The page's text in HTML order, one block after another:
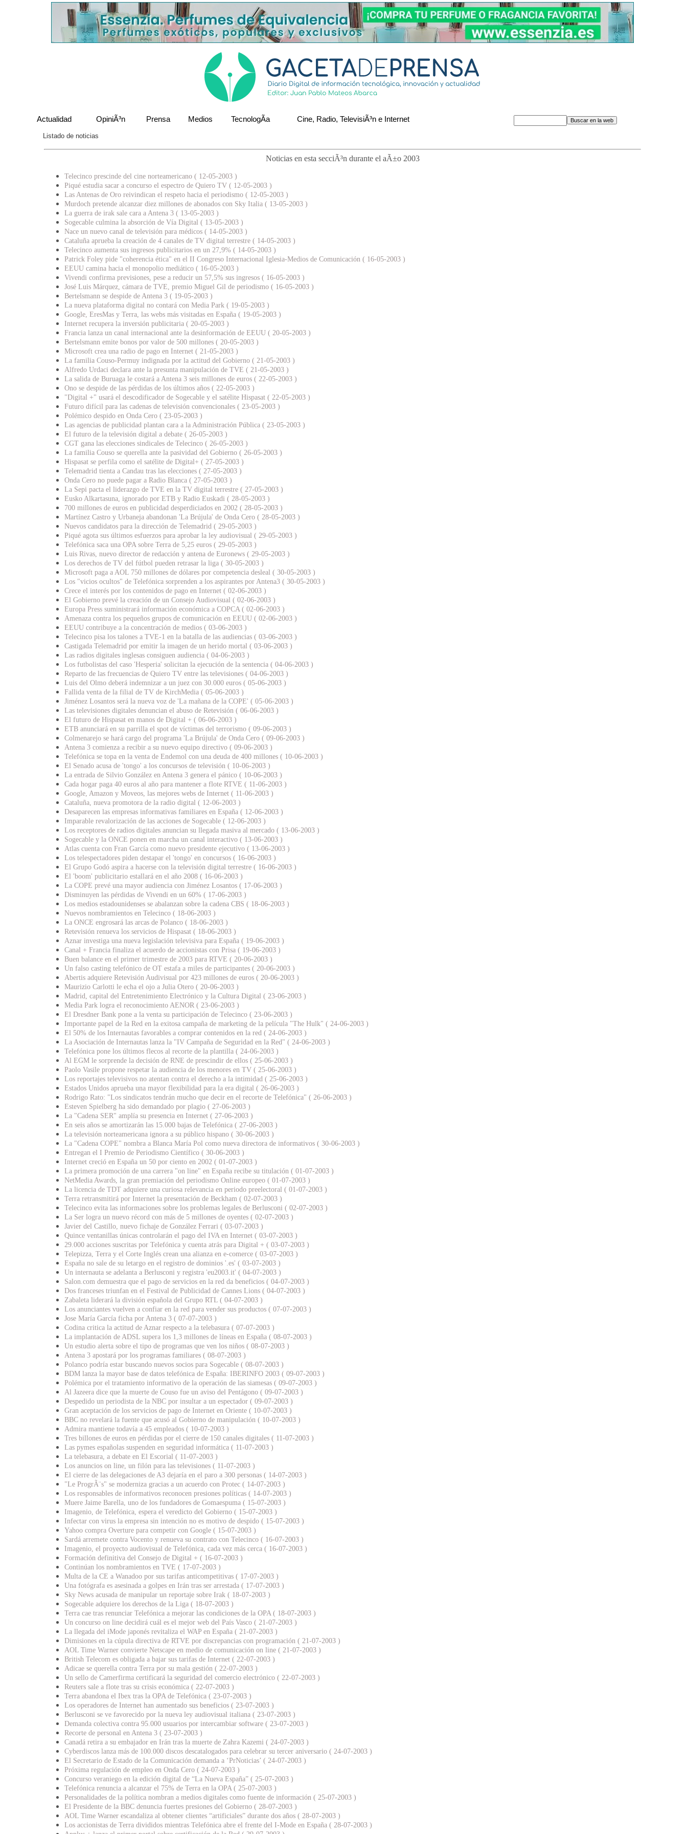
Actualidad OpiniÃ³n Prensa Medios TecnologÃ­a Cine, Radio, TelevisiÃ³n e Internet
Listado de noticias
Noticias en esta secciÃ³n durante el aÃ±o 2003
Telecinco prescinde del cine norteamericano ( 12-05-2003 )
Piqué estudia sacar a concurso el espectro de Quiero TV ( 12-05-2003 )
Las Antenas de Oro reivindican el respeto hacia el periodismo ( 12-05-2003 )
Murdoch pretende alcanzar diez millones de abonados con Sky Italia ( 13-05-2003 )
La guerra de irak sale cara a Antena 3 ( 13-05-2003 )
Sogecable culmina la absorción de Vía Digital ( 13-05-2003 )
Nace un nuevo canal de televisión para médicos ( 14-05-2003 )
Cataluña aprueba la creación de 4 canales de TV digital terrestre ( 14-05-2003 )
Telecinco aumenta sus ingresos publicitarios en un 27,9% ( 14-05-2003 )
Patrick Foley pide "coherencia ética" en el II Congreso Internacional Iglesia-Medios de Comunicación ( 16-05-2003 )
EEUU camina hacia el monopolio mediático ( 16-05-2003 )
Vivendi confirma previsiones, pese a reducir un 57,5% sus ingresos ( 16-05-2003 )
José Luis Márquez, cámara de TVE, premio Miguel Gil de periodismo ( 16-05-2003 )
Bertelsmann se despide de Antena 3 ( 19-05-2003 )
La nueva plataforma digital no contará con Media Park ( 19-05-2003 )
Google, EresMas y Terra, las webs más visitadas en España ( 19-05-2003 )
Internet recupera la inversión publicitaria ( 20-05-2003 )
Francia lanza un canal internacional ante la desinformación de EEUU ( 20-05-2003 )
Bertelsmann emite bonos por valor de 500 millones ( 20-05-2003 )
Microsoft crea una radio de pago en Internet ( 21-05-2003 )
La familia Couso-Permuy indignada por la actitud del Gobierno ( 21-05-2003 )
Alfredo Urdaci declara ante la presunta manipulación de TVE ( 21-05-2003 )
La salida de Buruaga le costará a Antena 3 seis millones de euros ( 22-05-2003 )
Ono se despide de las pérdidas de los últimos años ( 22-05-2003 )
"Digital +" usará el descodificador de Sogecable y el satélite Hispasat ( 22-05-2003 )
Futuro difícil para las cadenas de televisión convencionales ( 23-05-2003 )
Polémico despido en Onda Cero ( 23-05-2003 )
Las agencias de publicidad plantan cara a la Administración Pública ( 23-05-2003 )
El futuro de la televisión digital a debate ( 26-05-2003 )
CGT gana las elecciones sindicales de Telecinco ( 26-05-2003 )
La familia Couso se querella ante la pasividad del Gobierno ( 26-05-2003 )
Hispasat se perfila como el satélite de Digital+ ( 27-05-2003 )
Telemadrid tienta a Candau tras las elecciones ( 27-05-2003 )
Onda Cero no puede pagar a Radio Blanca ( 27-05-2003 )
La Sepi pacta el liderazgo de TVE en la TV digital terrestre ( 27-05-2003 )
Eusko Alkartasuna, ignorado por ETB y Radio Euskadi ( 28-05-2003 )
700 millones de euros en publicidad desperdiciados en 2002 ( 28-05-2003 )
Martínez Castro y Urbaneja abandonan 'La Brújula' de Onda Cero ( 28-05-2003 )
Nuevos candidatos para la dirección de Telemadrid ( 29-05-2003 )
Piqué agota sus últimos esfuerzos para aprobar la ley audiovisual ( 29-05-2003 )
Telefónica saca una OPA sobre Terra de 5,25 euros ( 29-05-2003 )
Luis Rivas, nuevo director de redacción y antena de Euronews ( 29-05-2003 )
Los derechos de TV del fútbol pueden retrasar la liga ( 30-05-2003 )
Microsoft paga a AOL 750 millones de dólares por competencia desleal ( 30-05-2003 )
Los "vicios ocultos" de Telefónica sorprenden a los aspirantes por Antena3 ( 30-05-2003 )
Crece el interés por los contenidos de pago en Internet ( 02-06-2003 )
El Gobierno prevé la creación de un Consejo Audiovisual ( 02-06-2003 )
Europa Press suministrará información económica a COPCA ( 02-06-2003 )
Amenaza contra los pequeños grupos de comunicación en EEUU ( 02-06-2003 )
EEUU contribuye a la concentración de medios ( 03-06-2003 )
Telecinco pisa los talones a TVE-1 en la batalla de las audiencias ( 03-06-2003 )
Castigada Telemadrid por emitir la imagen de un herido mortal ( 03-06-2003 )
Las radios digitales inglesas consiguen audiencia ( 04-06-2003 )
Los futbolistas del caso 'Hesperia' solicitan la ejecución de la sentencia ( 04-06-2003 )
Reparto de las frecuencias de Quiero TV entre las televisiones ( 04-06-2003 )
Luis del Olmo deberá indemnizar a un juez con 30.000 euros ( 05-06-2003 )
Fallida venta de la filial de TV de KirchMedia ( 05-06-2003 )
Jiménez Losantos será la nueva voz de 'La mañana de la COPE' ( 05-06-2003 )
Las televisiones digitales denuncian el abuso de Retevisión ( 06-06-2003 )
El futuro de Hispasat en manos de Digital + ( 06-06-2003 )
ETB anunciará en su parrilla el spot de víctimas del terrorismo ( 09-06-2003 )
Colmenarejo se hará cargo del programa 'La Brújula' de Onda Cero ( 09-06-2003 )
Antena 3 comienza a recibir a su nuevo equipo directivo ( 09-06-2003 )
Telefónica se topa en la venta de Endemol con una deuda de 400 millones ( 10-06-2003 )
El Senado acusa de 'tongo' a los concursos de televisión ( 10-06-2003 )
La entrada de Silvio González en Antena 3 genera el pánico ( 10-06-2003 )
Cada hogar paga 40 euros al año para mantener a flote RTVE ( 11-06-2003 )
Google, Amazon y Moveos, las mejores webs de Internet ( 11-06-2003 )
Cataluña, nueva promotora de la radio digital ( 12-06-2003 )
Desaparecen las empresas informativas familiares en España ( 12-06-2003 )
Imparable revalorización de las acciones de Sogecable ( 12-06-2003 )
Los receptores de radios digitales anuncian su llegada masiva al mercado ( 13-06-2003 )
Sogecable y la ONCE ponen en marcha un canal interactivo ( 13-06-2003 )
Atlas cuenta con Fran García como nuevo presidente ejecutivo ( 13-06-2003 )
Los telespectadores piden destapar el 'tongo' en concursos ( 16-06-2003 )
El Grupo Godó aspira a hacerse con la televisión digital terrestre ( 16-06-2003 )
El 'boom' publicitario estallará en el año 2008 ( 16-06-2003 )
La COPE prevé una mayor audiencia con Jiménez Losantos ( 17-06-2003 )
Disminuyen las pérdidas de Vivendi en un 60% ( 17-06-2003 )
Los medios estadounidenses se abalanzan sobre la cadena CBS ( 18-06-2003 )
Nuevos nombramientos en Telecinco ( 18-06-2003 )
La ONCE engrosará las arcas de Polanco ( 18-06-2003 )
Retevisión renueva los servicios de Hispasat ( 18-06-2003 )
Aznar investiga una nueva legislación televisiva para España ( 19-06-2003 )
Canal + Francia finaliza el acuerdo de accionistas con Prisa ( 19-06-2003 )
Buen balance en el primer trimestre de 2003 para RTVE ( 20-06-2003 )
Un falso casting telefónico de OT estafa a miles de participantes ( 20-06-2003 )
Abertis adquiere Retevisión Audivisual por 423 millones de euros ( 20-06-2003 )
Maurizio Carlotti le echa el ojo a Julia Otero ( 20-06-2003 )
Madrid, capital del Entretenimiento Electrónico y la Cultura Digital ( 23-06-2003 )
Media Park logra el reconocimiento AENOR ( 23-06-2003 )
El Dresdner Bank pone a la venta su participación de Telecinco ( 23-06-2003 )
Importante papel de la Red en la exitosa campaña de marketing de la película "The Hulk" ( 24-06-2003 )
El 50% de los Internautas favorables a comprar contenidos en la red ( 24-06-2003 )
La Asociación de Internautas lanza la "IV Campaña de Seguridad en la Red" ( 24-06-2003 )
Telefónica pone los últimos flecos al recorte de la plantilla ( 24-06-2003 )
Al EGM le sorprende la decisión de RNE de prescindir de ellos ( 25-06-2003 )
Paolo Vasile propone respetar la audiencia de los menores en TV ( 25-06-2003 )
Los reportajes televisivos no atentan contra el derecho a la intimidad ( 25-06-2003 )
Estados Unidos aprueba una mayor flexibilidad para la era digital ( 26-06-2003 )
Rodrigo Rato: "Los sindicatos tendrán mucho que decir en el recorte de Telefónica" ( 26-06-2003 )
Esteven Spielberg ha sido demandado por plagio ( 27-06-2003 )
La "Cadena SER" amplía su presencia en Internet ( 27-06-2003 )
En seis años se amortizarán las 15.000 bajas de Telefónica ( 27-06-2003 )
La televisión norteamericana ignora a su público hispano ( 30-06-2003 )
La "Cadena COPE" nombra a Blanca María Pol como nueva directora de informativos ( 30-06-2003 )
Entregan el I Premio de Periodismo Científico ( 30-06-2003 )
Internet creció en España un 50 por ciento en 2002 ( 01-07-2003 )
La primera promoción de una carrera "on line" en España recibe su titulación ( 01-07-2003 )
NetMedia Awards, la gran premiación del periodismo Online europeo ( 01-07-2003 )
La licencia de TDT adquiere una curiosa relevancia en periodo preelectoral ( 01-07-2003 )
Terra retransmitirá por Internet la presentación de Beckham ( 02-07-2003 )
Telecinco evita las informaciones sobre los problemas legales de Berlusconi ( 02-07-2003 )
La Ser logra un nuevo récord con más de 5 millones de oyentes ( 02-07-2003 )
Javier del Castillo, nuevo fichaje de González Ferrari ( 03-07-2003 )
Quince ventanillas únicas controlarán el pago del IVA en Internet ( 03-07-2003 )
29.000 acciones suscritas por Telefónica y cuenta atrás para Digital + ( 03-07-2003 )
Telepizza, Terra y el Corte Inglés crean una alianza en e-comerce ( 03-07-2003 )
España no sale de su letargo en el registro de dominios '.es' ( 03-07-2003 )
Un internauta se adelanta a Berlusconi y registra 'eu2003.it' ( 04-07-2003 )
Salon.com demuestra que el pago de servicios en la red da beneficios ( 04-07-2003 )
Dos franceses triunfan en el Festival de Publicidad de Cannes Lions ( 04-07-2003 )
Zabaleta liderará la división española del Grupo RTL ( 04-07-2003 )
Los anunciantes vuelven a confiar en la red para vender sus productos ( 07-07-2003 )
Jose María García ficha por Antena 3 ( 07-07-2003 )
Codina critica la actitud de Aznar respecto a la telebasura ( 07-07-2003 )
La implantación de ADSL supera los 1,3 millones de líneas en España ( 08-07-2003 )
Un estudio alerta sobre el tipo de programas que ven los niños ( 08-07-2003 )
Antena 3 apostará por los programas familiares ( 08-07-2003 )
Polanco podría estar buscando nuevos socios para Sogecable ( 08-07-2003 )
BDM lanza la mayor base de datos telefónica de España: IBERINFO 2003 ( 09-07-2003 )
Polémica por el tratamiento informativo de la operación de las siamesas ( 09-07-2003 )
Al Jazeera dice que la muerte de Couso fue un aviso del Pentágono ( 09-07-2003 )
Despedido un periodista de la NBC por insultar a un espectador ( 09-07-2003 )
Gran aceptación de los servicios de pago de Internet en Oriente ( 10-07-2003 )
BBC no revelará la fuente que acusó al Gobierno de manipulación ( 10-07-2003 )
Admira mantiene todavía a 45 empleados ( 10-07-2003 )
Tres billones de euros en pérdidas por el cierre de 150 canales digitales ( 11-07-2003 )
Las pymes españolas suspenden en seguridad informática ( 11-07-2003 )
La telebasura, a debate en El Escorial ( 11-07-2003 )
Los anuncios on line, un filón para las televisiones ( 11-07-2003 )
El cierre de las delegaciones de A3 dejaría en el paro a 300 personas ( 14-07-2003 )
"Le ProgrÃ¨s" se moderniza gracias a un acuerdo con Protec ( 14-07-2003 )
Los responsables de informativos reconocen presiones políticas ( 14-07-2003 )
Muere Jaime Barella, uno de los fundadores de Gomaespuma ( 15-07-2003 )
Imagenio, de Telefónica, espera el veredicto del Gobierno ( 15-07-2003 )
Infectar con virus la empresa sin intención no es motivo de despido ( 15-07-2003 )
Yahoo compra Overture para competir con Google ( 15-07-2003 )
Sardá arremete contra Vocento y renueva su contrato con Telecinco ( 16-07-2003 )
Imagenio, el proyecto audiovisual de Telefónica, cada vez más cerca ( 16-07-2003 )
Formación definitiva del Consejo de Digital + ( 16-07-2003 )
Continúan los nombramientos en TVE ( 17-07-2003 )
Multa de la CE a Wanadoo por sus tarifas anticompetitivas ( 17-07-2003 )
Una fotógrafa es asesinada a golpes en Irán tras ser arrestada ( 17-07-2003 )
Sky News acusada de manipular un reportaje sobre Irak ( 18-07-2003 )
Sogecable adquiere los derechos de la Liga ( 18-07-2003 )
Terra cae tras renunciar Telefónica a mejorar las condiciones de la OPA ( 18-07-2003 )
Un concurso on line decidirá cuál es el mejor web del País Vasco ( 21-07-2003 )
La llegada del iMode japonés revitaliza el WAP en España ( 21-07-2003 )
Dimisiones en la cúpula directiva de RTVE por discrepancias con programación ( 21-07-2003 )
AOL Time Warner convierte Netscape en medio de comunicación on line ( 21-07-2003 )
British Telecom es obligada a bajar sus tarifas de Internet ( 22-07-2003 )
Adicae se querella contra Terra por su mala gestión ( 22-07-2003 )
Un sello de Camerfirma certificará la seguridad del comercio electrónico ( 22-07-2003 )
Reuters sale a flote tras su crisis económica ( 22-07-2003 )
Terra abandona el Ibex tras la OPA de Telefónica ( 23-07-2003 )
Los operadores de Internet han aumentado sus beneficios ( 23-07-2003 )
Berlusconi se ve favorecido por la nueva ley audiovisual italiana ( 23-07-2003 )
Demanda colectiva contra 95.000 usuarios por intercambiar software ( 23-07-2003 )
Recorte de personal en Antena 3 ( 23-07-2003 )
Canadá retira a su embajador en Irán tras la muerte de Zahra Kazemi ( 24-07-2003 )
Cyberdiscos lanza más de 100.000 discos descatalogados para celebrar su tercer aniversario ( 24-07-2003 )
El Secretario de Estado de la Comunicación demanda a ‘PrNoticias’ ( 24-07-2003 )
Próxima regulación de empleo en Onda Cero ( 24-07-2003 )
Concurso veraniego en la edición digital de “La Nueva España” ( 25-07-2003 )
Telefónica renuncia a alcanzar el 75% de Terra en la OPA ( 25-07-2003 )
Personalidades de la política nombran a medios digitales como fuente de información ( 25-07-2003 )
El Presidente de la BBC denuncia fuertes presiones del Gobierno ( 28-07-2003 )
AOL Time Warner escandaliza al obtener clientes “artificiales” durante dos años ( 28-07-2003 )
Los accionistas de Terra divididos mientras Telefónica abre el frente del I-Mode en España ( 28-07-2003 )